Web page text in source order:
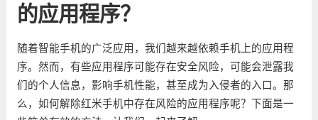
的应用程序？
随着智能手机的广泛应用，我们越来越依赖手机上的应用程
序。然而，有些应用程序可能存在安全风险，可能会泄露我
们的个人信息，影响手机性能，甚至成为入侵者的入口。那
么，如何解除红米手机中存在风险的应用程序呢？下面是一